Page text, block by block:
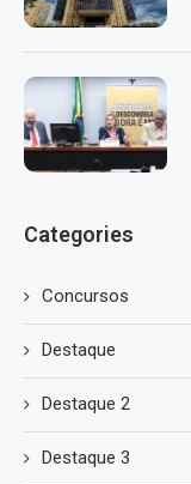
Categories
Concursos
Destaque
Destaque 2
Destaque 3